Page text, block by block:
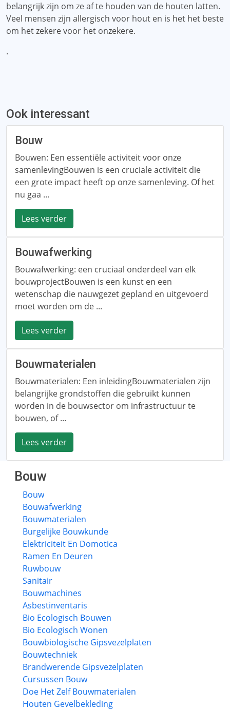
belangrijk zijn om ze af te houden van de houten latten.
Veel mensen zijn allergisch voor hout en is het het beste
om het zekere voor het onzekere.
.
Ook interessant
Bouw
Bouwen: Een essentiële activiteit voor onze
samenlevingBouwen is een cruciale activiteit die
een grote impact heeft op onze samenleving. Of het
nu gaa ...
Lees verder
Bouwafwerking
Bouwafwerking: een cruciaal onderdeel van elk
bouwprojectBouwen is een kunst en een
wetenschap die nauwgezet gepland en uitgevoerd
moet worden om de ...
Lees verder
Bouwmaterialen
Bouwmaterialen: Een inleidingBouwmaterialen zijn
belangrijke grondstoffen die gebruikt kunnen
worden in de bouwsector om infrastructuur te
bouwen, of ...
Lees verder
Bouw
Bouw
Bouwafwerking
Bouwmaterialen
Burgelijke Bouwkunde
Elektriciteit En Domotica
Ramen En Deuren
Ruwbouw
Sanitair
Bouwmachines
Asbestinventaris
Bio Ecologisch Bouwen
Bio Ecologisch Wonen
Bouwbiologische Gipsvezelplaten
Bouwtechniek
Brandwerende Gipsvezelplaten
Cursussen Bouw
Doe Het Zelf Bouwmaterialen
Houten Gevelbekleding